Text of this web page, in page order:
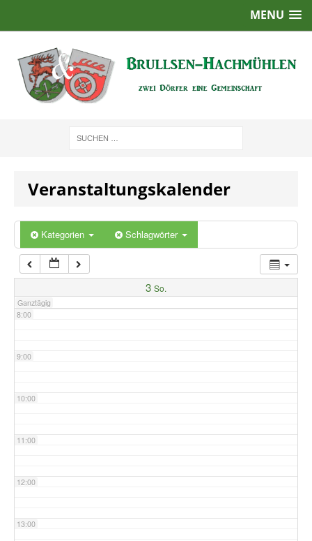
MENU
Veranstaltungskalender
Kategorien Schlagwörter
3 So.
Ganztägig
2:00
5:00
7:00
8:00
9:00
10:00
11:00
12:00
13:00